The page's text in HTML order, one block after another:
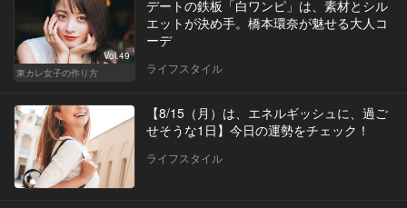
Vol.49
東カレ女子の作り方
デートの鉄板「白ワンピ」は、素材とシル
エットが決め手。橋本環奈が魅せる大人コ
ーデ
ライフスタイル
【8/15（月）は、エネルギッシュに、過ご
せそうな1日】今日の運勢をチェック！
ライフスタイル